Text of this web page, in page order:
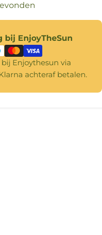
bij EnjoyTheSun
Enjoythesun via
achteraf betalen.